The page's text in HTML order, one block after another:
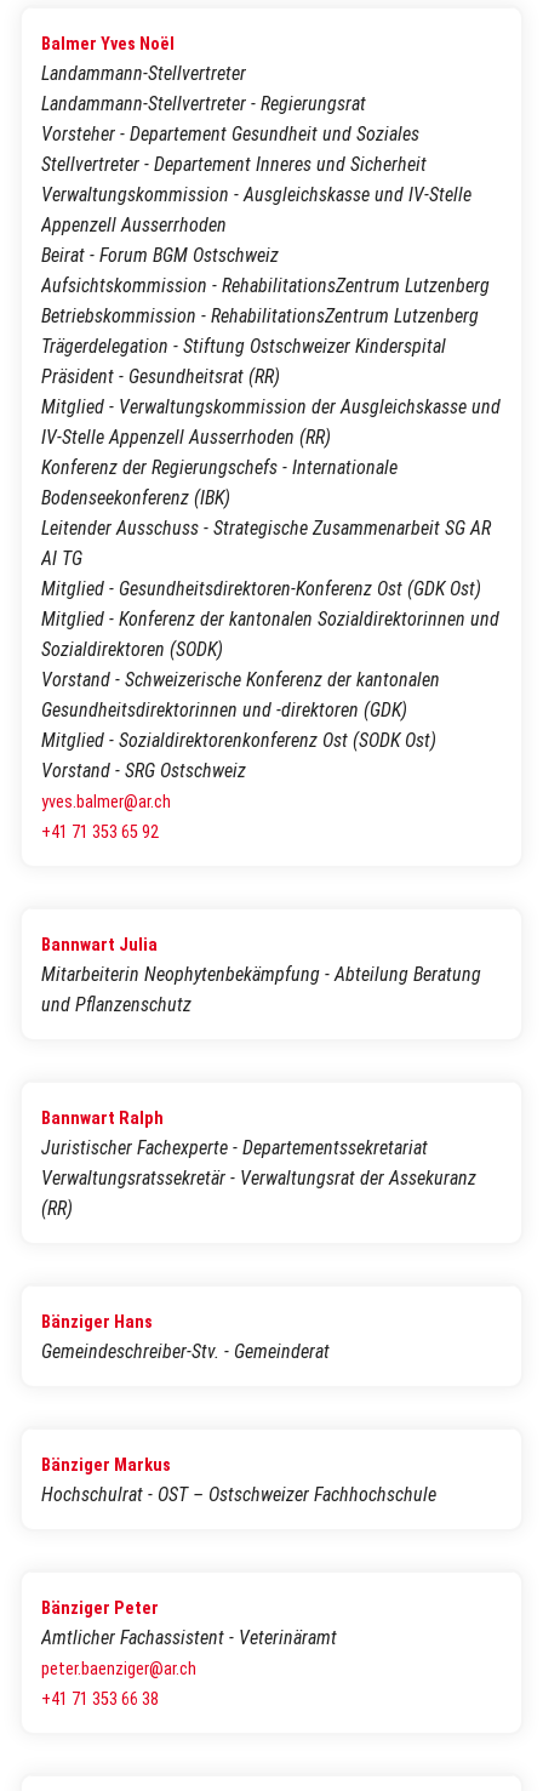
Balmer Yves Noël
Landammann-Stellvertreter
Landammann-Stellvertreter - Regierungsrat
Vorsteher - Departement Gesundheit und Soziales
Stellvertreter - Departement Inneres und Sicherheit
Verwaltungskommission - Ausgleichskasse und IV-Stelle
Appenzell Ausserrhoden
Beirat - Forum BGM Ostschweiz
Aufsichtskommission - RehabilitationsZentrum Lutzenberg
Betriebskommission - RehabilitationsZentrum Lutzenberg
Trägerdelegation - Stiftung Ostschweizer Kinderspital
Präsident - Gesundheitsrat (RR)
Mitglied - Verwaltungskommission der Ausgleichskasse und
IV-Stelle Appenzell Ausserrhoden (RR)
Konferenz der Regierungschefs - Internationale
Bodenseekonferenz (IBK)
Leitender Ausschuss - Strategische Zusammenarbeit SG AR
AI TG
Mitglied - Gesundheitsdirektoren-Konferenz Ost (GDK Ost)
Mitglied - Konferenz der kantonalen Sozialdirektorinnen und
Sozialdirektoren (SODK)
Vorstand - Schweizerische Konferenz der kantonalen
Gesundheitsdirektorinnen und -direktoren (GDK)
Mitglied - Sozialdirektorenkonferenz Ost (SODK Ost)
Vorstand - SRG Ostschweiz
yves.balmer@ar.ch
+41 71 353 65 92
Bannwart Julia
Mitarbeiterin Neophytenbekämpfung - Abteilung Beratung
und Pflanzenschutz
Bannwart Ralph
Juristischer Fachexperte - Departementssekretariat
Verwaltungsratssekretär - Verwaltungsrat der Assekuranz
(RR)
Bänziger Hans
Gemeindeschreiber-Stv. - Gemeinderat
Bänziger Markus
Hochschulrat - OST – Ostschweizer Fachhochschule
Bänziger Peter
Amtlicher Fachassistent - Veterinäramt
peter.baenziger@ar.ch
+41 71 353 66 38